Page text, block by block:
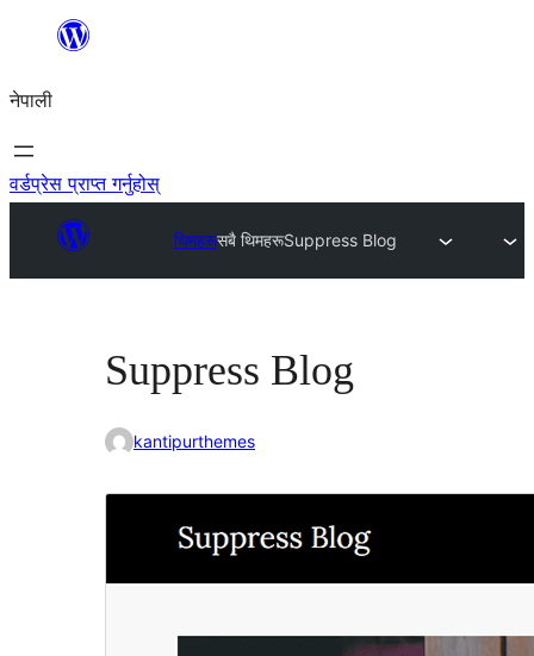
सामग्रीमा
नेपाली
वर्डप्रेस प्राप्त गर्नुहोस्
थिमहरूसबै थिमहरूSuppress Blog
Suppress Blog
kantipurthemes